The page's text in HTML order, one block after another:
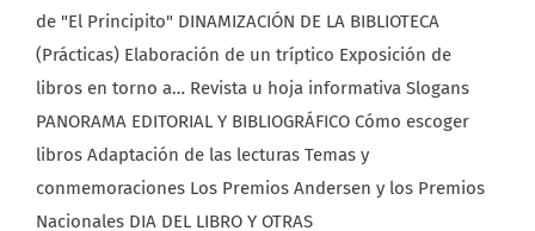
de "El Principito" DINAMIZACIÓN DE LA BIBLIOTECA
(Prácticas) Elaboración de un tríptico Exposición de
libros en torno a… Revista u hoja informativa Slogans
PANORAMA EDITORIAL Y BIBLIOGRÁFICO Cómo escoger
libros Adaptación de las lecturas Temas y
conmemoraciones Los Premios Andersen y los Premios
Nacionales DIA DEL LIBRO Y OTRAS